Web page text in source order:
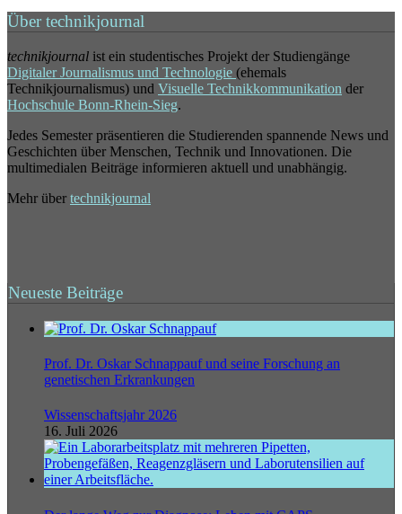
Über technikjournal
technikjournal ist ein studentisches Projekt der Studiengänge
Digitaler Journalismus und Technologie (ehemals
Technikjournalismus) und Visuelle Technikkommunikation der
Hochschule Bonn-Rhein-Sieg.
Jedes Semester präsentieren die Studierenden spannende News und
Geschichten über Menschen, Technik und Innovationen. Die
multimedialen Beiträge informieren aktuell und unabhängig.
Mehr über technikjournal
Neueste Beiträge
Prof. Dr. Oskar Schnappauf und seine Forschung an
genetischen Erkrankungen
Wissenschaftsjahr 2026
16. Juli 2026